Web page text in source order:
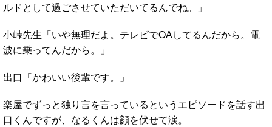
ルドとして過ごさせていただいてるんでね。」
小峠先生「いや無理だよ。テレビでOAしてるんだから。電
波に乗ってんだから。」
出口「かわいい後輩です。」
楽屋でずっと独り言を言っているというエピソードを話す出
口くんですが、なるくんは顔を伏せて涙。